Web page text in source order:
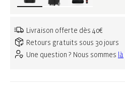
Livraison offerte dès 40€
Retours gratuits sous 30 jours
Une question ? Nous sommes là